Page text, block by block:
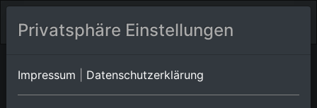
Orts-Album von Baiersbronn
Württemberg,Deutschland
Privatsphäre Einstellungen
Impressum Datenschutzerklärung